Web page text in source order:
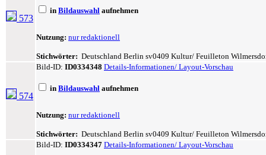
573
in Bildauswahl aufnehmen
Nutzung: nur redaktionell
Stichwörter: Deutschland Berlin sv0409 Kultur/ Feuilleton
574
Bild-ID: ID0334348 Details-Informationen/ Layout-Vorschau
in Bildauswahl aufnehmen
Nutzung: nur redaktionell
Stichwörter: Deutschland Berlin sv0409 Kultur/ Feuilleton
Bild-ID: ID0334347 Details-Informationen/ Layout-Vorschau